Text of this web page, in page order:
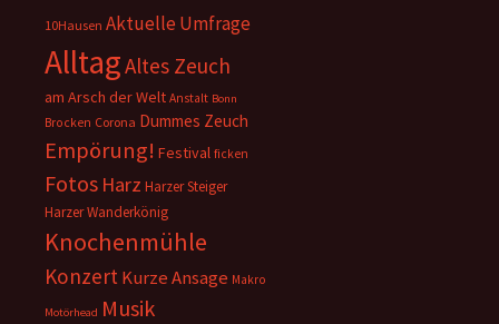
10Hausen Aktuelle Umfrage
AlltagAltes Zeuch
am Arsch der Welt Anstalt Bonn
Brocken Corona Dummes Zeuch
Empörung! Festival ficken
Fotos Harz Harzer Steiger
Harzer Wanderkönig
Knochenmühle
KonzertKurze Ansage Makro
Motörhead Musik